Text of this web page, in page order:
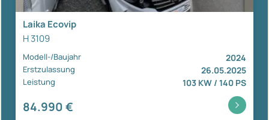
Laika Ecovip
H 3109
Modell-/Baujahr 2024
Erstzulassung 26.05.2025
Leistung 103 KW / 140 PS
84.990 €